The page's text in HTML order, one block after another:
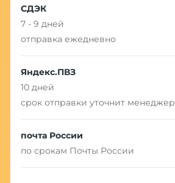
СДЭК
7 - 9 дней
отправка ежедневно
Яндекс.ПВЗ
10 дней
срок отправки уточнит менеджер
почта России
по срокам Почты России